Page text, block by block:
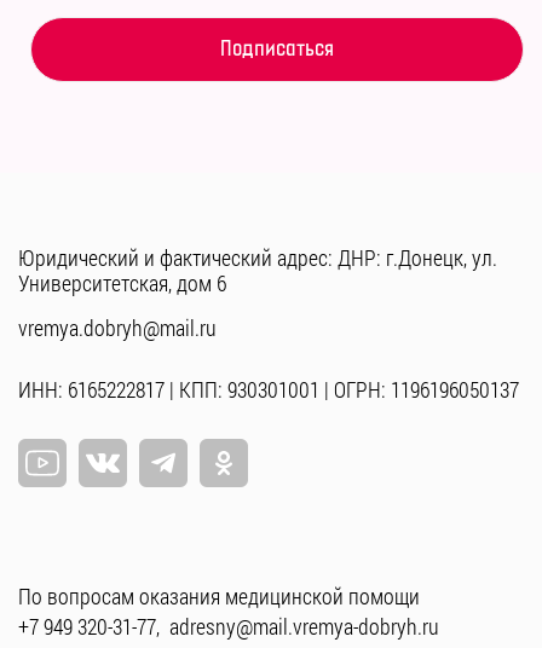
Юридический и фактический адрес: ДНР: г.Донецк, ул.
Университетская, дом 6
vremya.dobryh@mail.ru
ИНН: 6165222817 | КПП: 930301001 | ОГРН: 1196196050137
По вопросам оказания медицинской помощи
+7 949 320-31-77, adresny@mail.vremya-dobryh.ru